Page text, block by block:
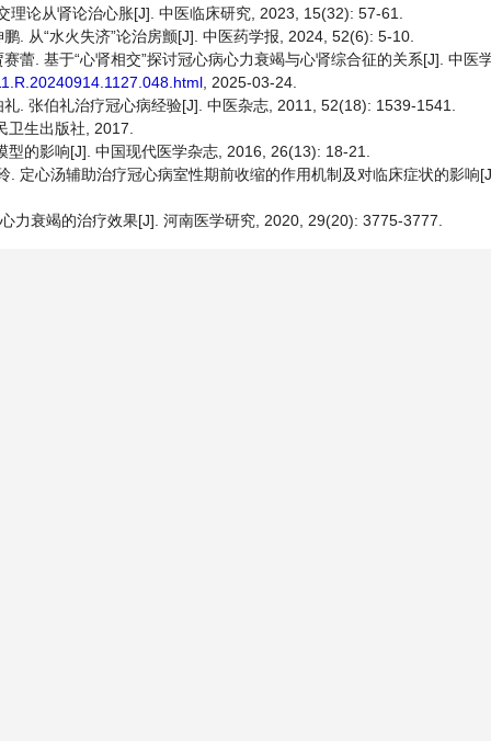
理论从肾论治心胀[J]. 中医临床研究, 2023, 15(32): 57-61.
. 从“水火失济”论治房颤[J]. 中医药学报, 2024, 52(6): 5-10.
蕾. 基于“心肾相交”探讨冠心病心力衰竭与心肾综合征的关系[J]. 中医
, 2025-03-24.
. 张伯礼治疗冠心病经验[J]. 中医杂志, 2011, 52(18): 1539-1541.
卫生出版社, 2017.
的影响[J]. 中国现代医学杂志, 2016, 26(13): 18-21.
. 定心汤辅助治疗冠心病室性期前收缩的作用机制及对临床症状的影响
力衰竭的治疗效果[J]. 河南医学研究, 2020, 29(20): 3775-3777.